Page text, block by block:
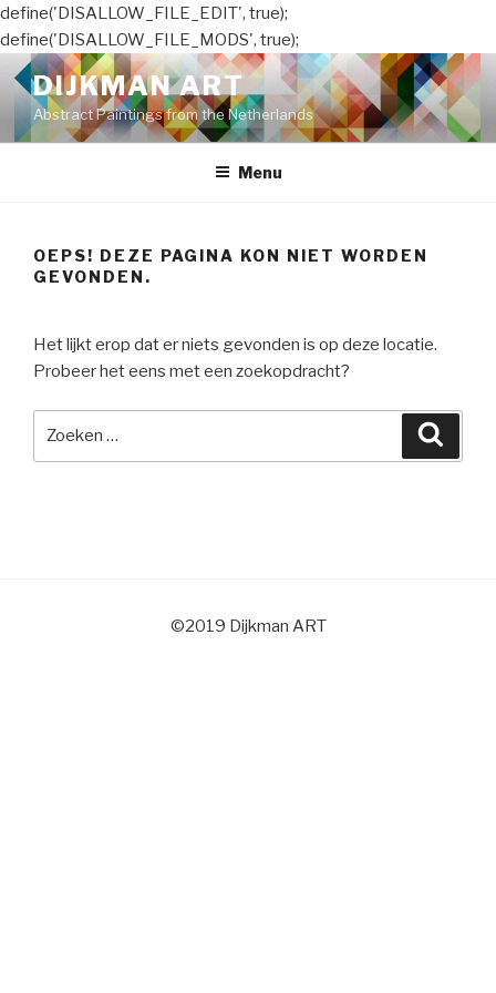
define('DISALLOW_FILE_EDIT', true);
define('DISALLOW_FILE_MODS', true);
Naar
de
inhoud
springen
DIJKMAN ART
Abstract Paintings from the Netherlands
Menu
OEPS! DEZE PAGINA KON NIET WORDEN
GEVONDEN.
Het lijkt erop dat er niets gevonden is op deze locatie.
Probeer het eens met een zoekopdracht?
©2019 Dijkman ART